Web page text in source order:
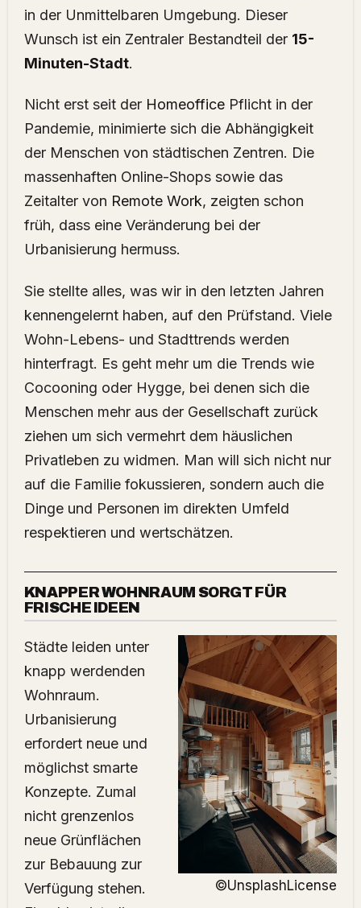
in der Unmittelbaren Umgebung. Dieser
Wunsch ist ein Zentraler Bestandteil der 15-
Minuten-Stadt.
Nicht erst seit der HomeofficePflicht in der
Pandemie, minimierte sich die Abhängigkeit
der Menschen von städtischen Zentren. Die
massenhaften Online-Shops sowie das
Zeitalter von Remote Work, zeigten schon
früh, dass eine Veränderung bei der
Urbanisierung hermuss.
Sie stellte alles, was wir in den letzten Jahren
kennengelernt haben, auf den Prüfstand. Viele
Wohn-Lebens- und Stadttrends werden
hinterfragt. Es geht mehr um die Trends wie
Cocooning oder Hygge, bei denen sich die
Menschen mehr aus der Gesellschaft zurück
ziehen um sich vermehrt dem häuslichen
Privatleben zu widmen. Man will sich nicht nur
auf die Familie fokussieren, sondern auch die
Dinge und Personen im direkten Umfeld
respektieren und wertschätzen.
KNAPPER WOHNRAUM SORGT FÜR
FRISCHE IDEEN
©UnsplashLicense
Städte leiden unter
knapp werdenden
Wohnraum.
Urbanisierung
erfordert neue und
möglichst smarte
Konzepte. Zumal
nicht grenzenlos
neue Grünflächen
zur Bebauung zur
Verfügung stehen.